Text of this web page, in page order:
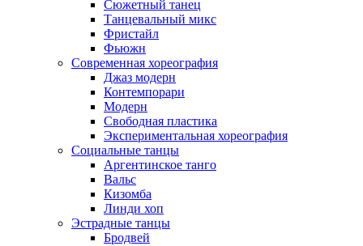
Сюжетный танец
Танцевальный микс
Фристайл
Фьюжн
Современная хореография
Джаз модерн
Контемпорари
Модерн
Свободная пластика
Экспериментальная хореография
Социальные танцы
Аргентинское танго
Вальс
Кизомба
Линди хоп
Эстрадные танцы
Бродвей